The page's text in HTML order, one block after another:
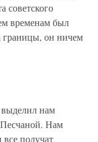
советского
временам был
границы, он ничем
нам
Нам
все получат